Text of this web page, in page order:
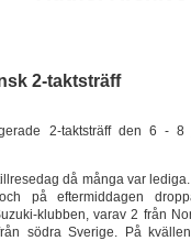
2-taktsträff
2-taktsträff den 6 -
då många var
på eftermiddagen
klubben, varav 2 från
södra Sverige. På